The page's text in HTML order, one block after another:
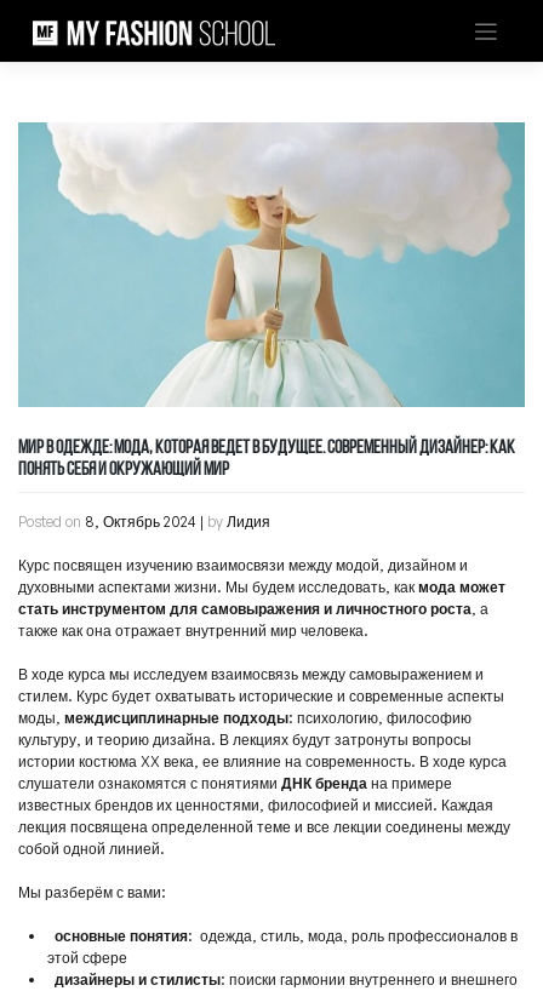
МИР В ОДЕЖДЕ: МОДА, КОТОРАЯ ВЕДЕТ В БУДУЩЕЕ. СОВРЕМЕННЫЙ ДИЗАЙНЕР: КАК
ПОНЯТЬ СЕБЯ И ОКРУЖАЮЩИЙ МИР
Posted on 8, Октябрь 2024 | by Лидия
Курс посвящен изучению взаимосвязи между модой, дизайном и
духовными аспектами жизни. Мы будем исследовать, как мода может
стать инструментом для самовыражения и личностного роста, а
также как она отражает внутренний мир человека.
В ходе курса мы исследуем взаимосвязь между самовыражением и
стилем. Курс будет охватывать исторические и современные аспекты
моды, междисциплинарные подходы: психологию, философию
культуру, и теорию дизайна. В лекциях будут затронуты вопросы
истории костюма XX века, ее влияние на современность. В ходе курса
слушатели ознакомятся с понятиями ДНК бренда на примере
известных брендов их ценностями, философией и миссией. Каждая
лекция посвящена определенной теме и все лекции соединены между
собой одной линией.
Мы разберём с вами:
основные понятия: одежда, стиль, мода, роль профессионалов в
этой сфере
дизайнеры и стилисты: поиски гармонии внутреннего и внешнего